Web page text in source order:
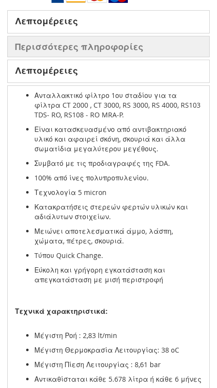
Λεπτομέρειες
Περισσότερες πληροφορίες
Λεπτομέρειες
Ανταλλακτικό φίλτρο 1ου σταδίου για τα
φίλτρα CT 2000 , CT 3000, RS 3000, RS 4000, RS103
TDS- RO, RS108 - RO MRA-P.
Είναι κατασκευασμένο από αντιβακτηριακό
υλικό και αφαιρεί σκόνη, σκουριά και άλλα
σωματίδια μεγαλύτερου μεγέθους.
Συμβατό με τις προδιαγραφές της FDA.
100% από ίνες πολυπροπυλενίου.
Τεχνολογία 5 micron
Κατακρατήσεις στερεών φερτών υλικών και
αδιάλυτων στοιχείων.
Μειώνει αποτελεσματικά άμμο, λάσπη,
χώματα, πέτρες, σκουριά.
Tύπου Quick Change.
Εύκολη και γρήγορη εγκατάσταση και
απεγκατάσταση με μισή περιστροφή
Τεχνικά χαρακτηριστικά:
Μέγιστη Ροή : 2,83 lt/min
Μέγιστη Θερμοκρασία Λειτουργίας: 38 οC
Μέγιστη Πίεση Λειτουργίας : 8,61 bar
Αντικαθίσταται κάθε 5.678 λίτρα ή κάθε 6 μήνες